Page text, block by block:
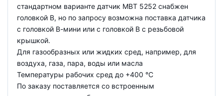
стандартном варианте датчик MBT 5252 снабжен
головкой В, но по запросу возможна поставка датчика
с головкой В-мини или с головкой В с резьбовой
крышкой.
Для газообразных или жидких сред, например, для
воздуха, газа, пара, воды или масла
Температуры рабочих сред до +400 °С
По заказу поставляется со встроенным